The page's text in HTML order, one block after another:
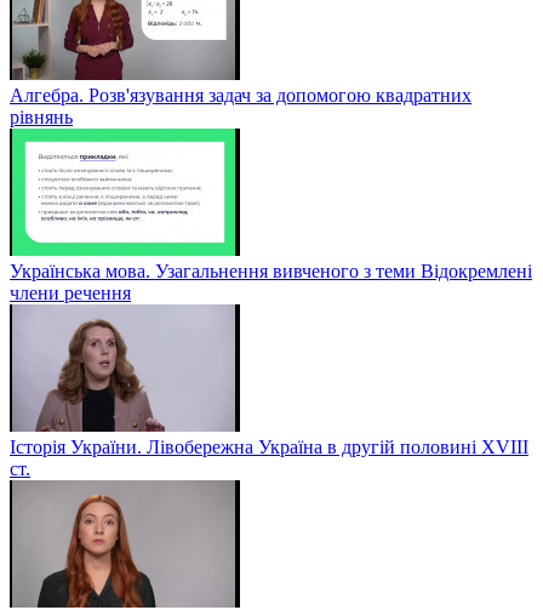
Алгебра. Розв'язування задач за допомогою квадратних
рівнянь
Українська мова. Узагальнення вивченого з теми Відокремлені
члени речення
Історія України. Лівобережна Україна в другій половині ХVIIІ
ст.